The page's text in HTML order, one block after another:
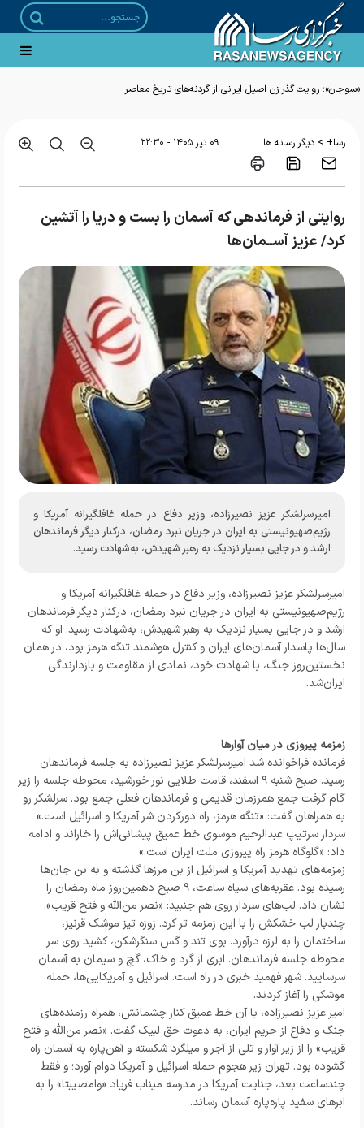
«سوجان»؛ روایت گذر زن اصیل ایرانی از گردنه‌های تاریخ معاصر
رسا+ > دیگر رسانه ها ۰۹ تير ۱۴۰۵ - ۲۲:۳۰
روایتی از فرماندهی که آسمان را بست و دریا را آتشین
کرد/ عزیز آســمان‌ها
امیرسرلشکر عزیز نصیرزاده، وزیر دفاع در حمله غافلگیرانه آمریکا و
رژیم‌صهیونیستی به ایران در جریان نبرد رمضان، درکنار دیگر فرماندهان
ارشد و در جایی بسیار نزدیک به رهبر شهیدش، به‌شهادت رسید.
امیرسرلشکر عزیز نصیرزاده، وزیر دفاع در حمله غافلگیرانه آمریکا و
رژیم‌صهیونیستی به ایران در جریان نبرد رمضان، درکنار دیگر فرماندهان
ارشد و در جایی بسیار نزدیک به رهبر شهیدش، به‌شهادت رسید. او که
سال‌ها پاسدار آسمان‌های ایران و کنترل هوشمند تنگه هرمز بود، در همان
نخستین‌روز جنگ، با شهادت خود، نمادی از مقاومت و بازدارندگی
ایران‌شد.
زمزمه‌ پیروزی در میان آوارها
فرمانده فراخوانده شد امیرسرلشکر عزیز نصیرزاده به جلسه فرماندهان
رسید. صبح شنبه ۹ اسفند، قامت طلایی نور خورشید، محوطه جلسه را زیر
گام گرفت جمع همرزمان قدیمی و فرماندهان فعلی جمع بود. سرلشکر رو
به همراهان گفت: «تنگه هرمز، راه دورکردن شر آمریکا و اسرائیل است.»
سردار سرتیپ عبدالرحیم موسوی خط عمیق پیشانی‌اش را خاراند و ادامه
داد: «گلوگاه هرمز راه پیروزی ملت ایران است.»
زمزمه‌های تهدید آمریکا و اسرائیل از بن مرزها گذشته و به بن جان‌ها
رسیده بود. عقربه‌های سیاه ساعت، ۹ صبح دهمین‌روز ماه رمضان را
نشان داد. لب‌های سردار روی هم جنبید: «نصر من‌الله و فتح قریب».
چندبار لب خشکش را با این زمزمه تر کرد. زوزه تیز موشک قرنیز،
ساختمان را به لرزه درآورد. بوی تند و گس سنگرشکن، کشید روی سر
محوطه جلسه فرماندهان. ابری از گرد و خاک، گچ و سیمان به آسمان
سرسایید. شهر فهمید خبری در راه است. اسرائیل و آمریکایی‌ها، حمله
موشکی را آغاز کردند.
امیر عزیز نصیرزاده، با آن خط عمیق کنار چشمانش، همراه رزمنده‌های
جنگ و دفاع از حریم ایران، به دعوت حق لبیک گفت. «نصر من‌الله و فتح
قریب» را از زیر آوار و تلی از آجر و میلگرد شکسته و آهن‌پاره به آسمان راه
گشوده بود. تهران زیر هجوم حمله اسرائیل و آمریکا دوام آورد؛ و فقط
چندساعت بعد، جنایت آمریکا در مدرسه میناب فریاد «وامصیبتا» را به
ابرهای سفید پاره‌پاره آسمان رساند.